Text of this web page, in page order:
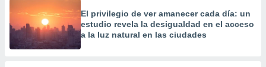
El privilegio de ver amanecer cada día: un
estudio revela la desigualdad en el acceso
a la luz natural en las ciudades